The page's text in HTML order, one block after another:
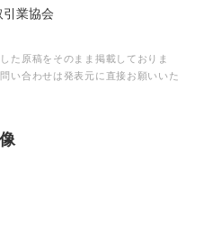
業協会
た原稿をそのまま掲載しておりま
い合わせは発表元に直接お願いいた